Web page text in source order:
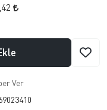
Ver